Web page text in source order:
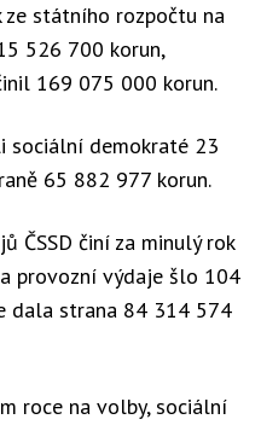
ze státního rozpočtu na
526 700 korun,
169 075 000 korun.
sociální demokraté 23
65 882 977 korun.
ČSSD činí za minulý rok
provozní výdaje šlo 104
dala strana 84 314 574
roce na volby, sociální